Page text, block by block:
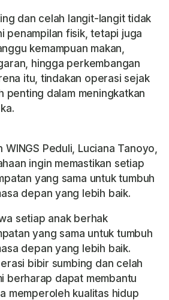
dan celah langit-langit tidak
penampilan fisik, tetapi juga
kemampuan makan,
hingga perkembangan
itu, tindakan operasi sejak
penting dalam meningkatkan
WINGS Peduli, Luciana Tanoyo,
ingin memastikan setiap
yang sama untuk tumbuh
depan yang lebih baik.
setiap anak berhak
yang sama untuk tumbuh
depan yang lebih baik.
bibir sumbing dan celah
berharap dapat membantu
memperoleh kualitas hidup